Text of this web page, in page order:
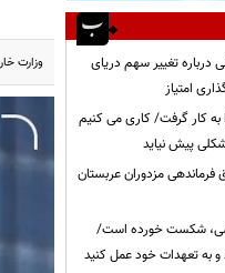
وزارت
درباره تغییر سهم دریای
امتیاز
را به کار گرفت/ کاری می کنیم
پیش نیاید
فرماندهی مزدوران عربستان
شکست خورده است/
و به تعهدات خود عمل کنید